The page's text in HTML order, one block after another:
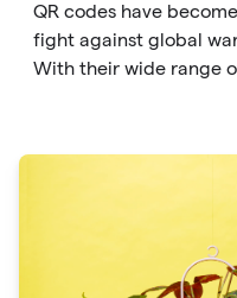
QR codes have
fight against global
With their wide range